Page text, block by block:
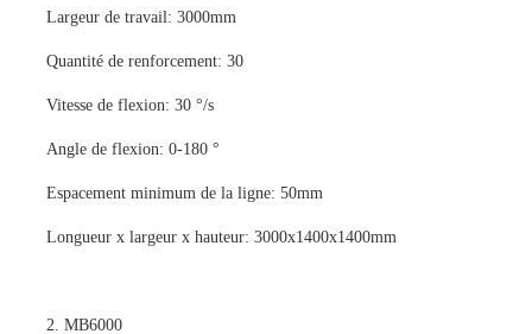
Largeur de travail: 3000mm
Quantité de renforcement: 30
Vitesse de flexion: 30 °/s
Angle de flexion: 0-180 °
Espacement minimum de la ligne: 50mm
Longueur x largeur x hauteur: 3000x1400x1400mm
2. MB6000